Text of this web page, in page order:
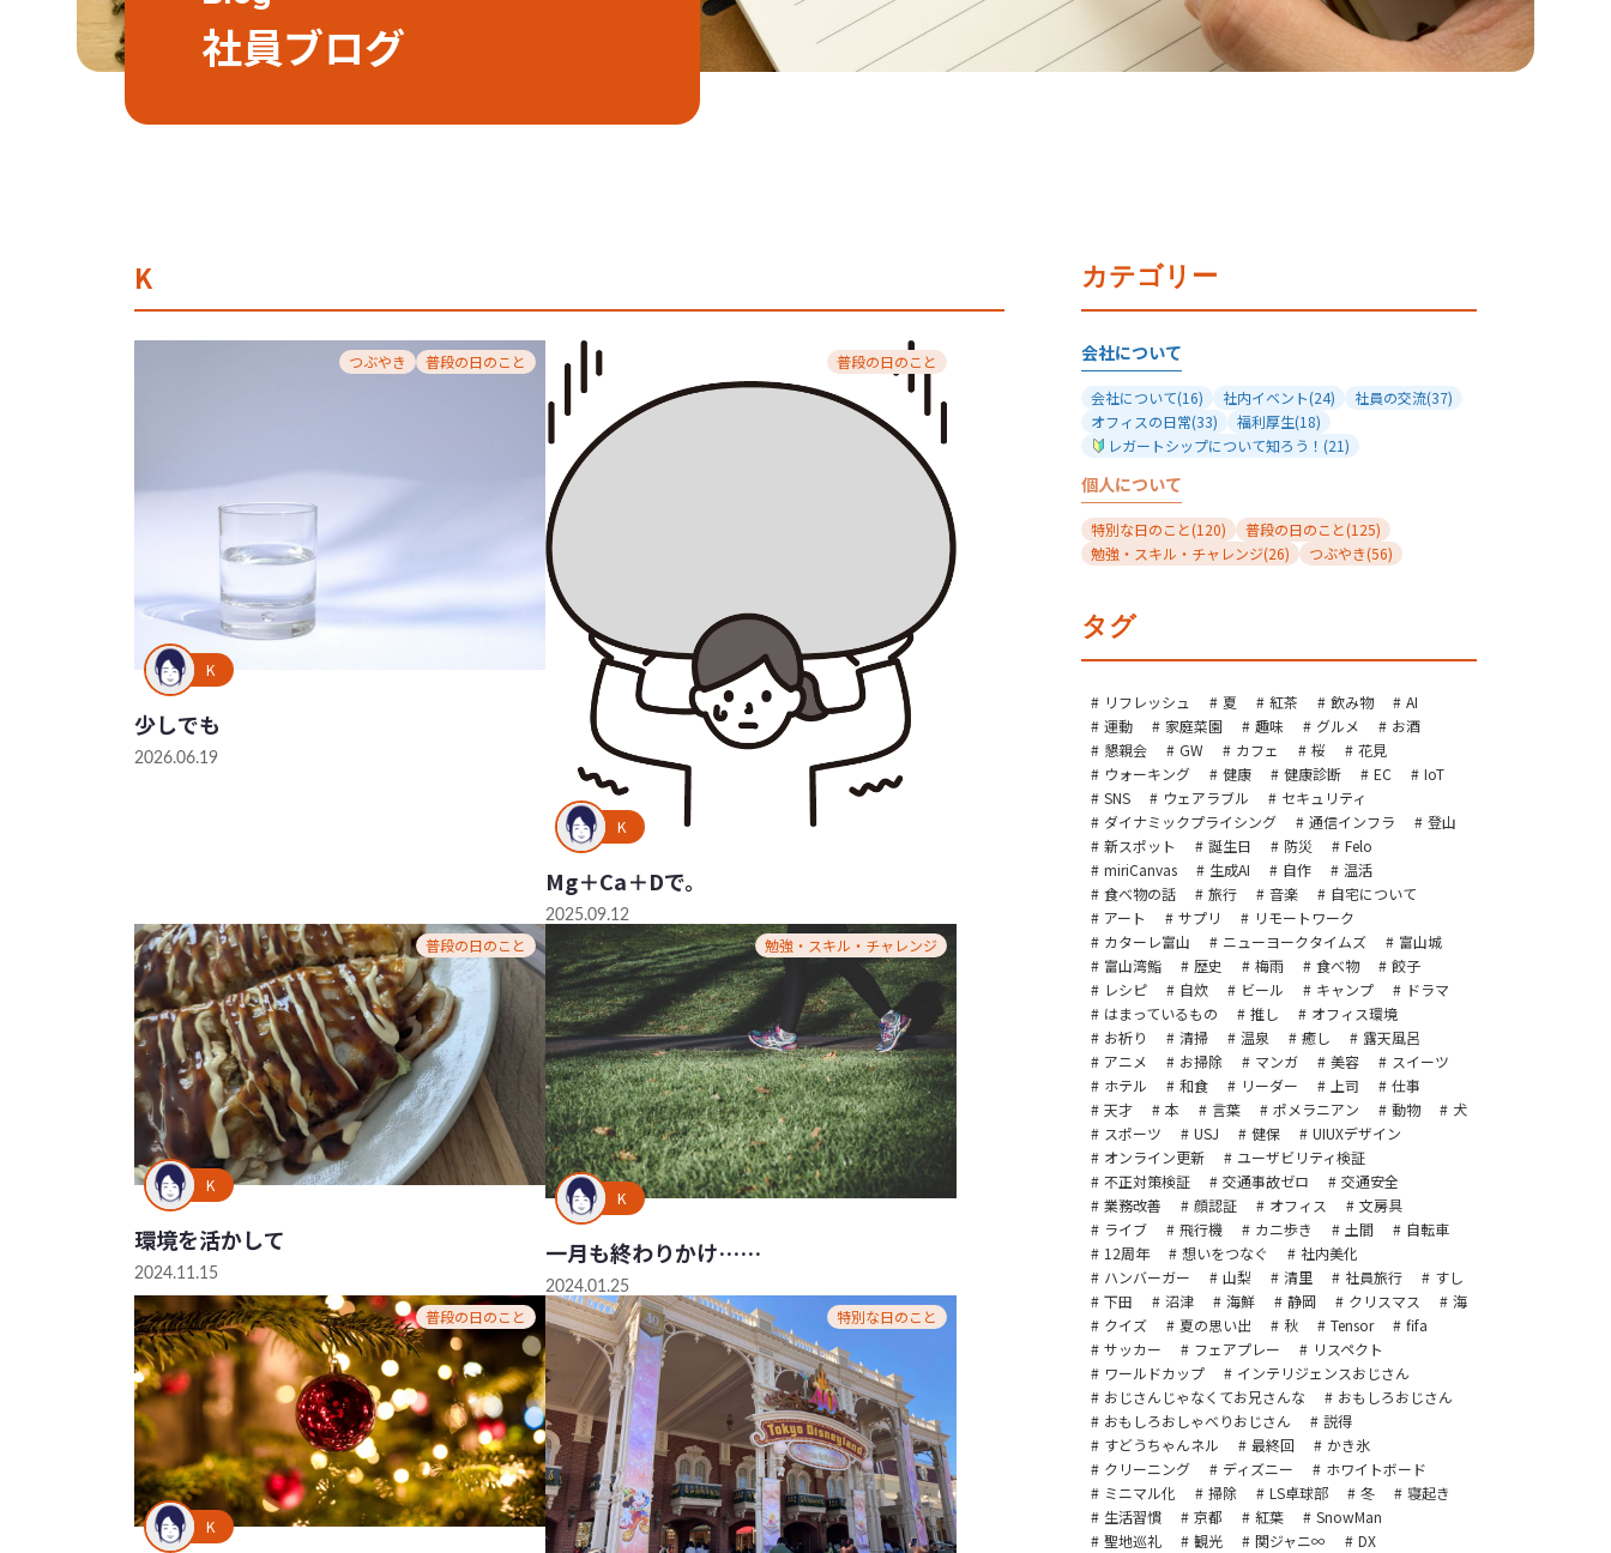
社員ブログ
K
つぶやき 普段の日のこと
K
少しでも
2026.06.19
普段の日のこと
K
Mg＋Ca＋Dで。
2025.09.12
普段の日のこと
K
環境を活かして
2024.11.15
勉強・スキル・チャレンジ
K
一月も終わりかけ……
2024.01.25
普段の日のこと
K
特別な日のこと
カテゴリー
会社について
会社について(16) 社内イベント(24) 社員の交流(37)
オフィスの日常(33) 福利厚生(18)
レガートシップについて知ろう！ (21)
個人について
特別な日のこと(120) 普段の日のこと(125)
勉強・スキル・チャレンジ(26) つぶやき(56)
タグ
リフレッシュ 夏 紅茶 飲み物
AI
運動
家庭菜園 趣味 グルメ
お酒
懇親会
GW カフェ 桜
花見
ウォーキング
健康 健康診断 EC
IoT
SNS
ウェアラブル
セキュリティ
ダイナミックプライシング
通信インフラ
登山
新スポット
誕生日 防災
Felo
miriCanvas
生成AI 自作
温活
食べ物の話
旅行 音楽
自宅について
アート
サプリ
リモートワーク
カターレ富山
ニューヨークタイムズ
富山城
富山湾鮨
歴史 梅雨 食べ物
餃子
レシピ
自炊 ビール キャンプ
ドラマ
はまっているもの
推し
オフィス環境
お祈り
清掃 温泉 癒し
露天風呂
アニメ
お掃除 マンガ 美容
スイーツ
ホテル
和食 リーダー 上司
仕事
天才
本 言葉 ポメラニアン 動物
犬
スポーツ
USJ 健保
UIUXデザイン
オンライン更新
ユーザビリティ検証
不正対策検証
交通事故ゼロ
交通安全
業務改善
顔認証 オフィス
文房具
ライブ
飛行機 カニ歩き 土間
自転車
12周年
想いをつなぐ
社内美化
ハンバーガー
山梨 清里 社員旅行
すし
下田
沼津 海鮮 静岡 クリスマス
海
クイズ
夏の思い出 秋 Tensor
fifa
サッカー
フェアプレー
リスペクト
ワールドカップ
インテリジェンスおじさん
おじさんじゃなくてお兄さんな
おもしろおじさん
おもしろおしゃべりおじさん
説得
すどうちゃんネル
最終回
かき氷
クリーニング
ディズニー
ホワイトボード
ミニマル化
掃除 LS卓球部 冬
寝起き
生活習慣
京都 紅葉
SnowMan
聖地巡礼
観光 関ジャニ∞
DX